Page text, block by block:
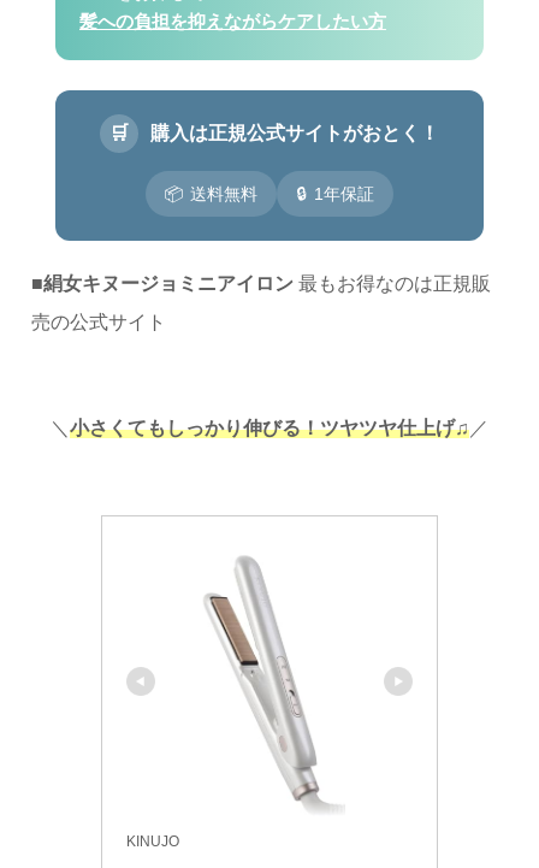
髪への負担を抑えながらケアしたい方
🛒 購入は正規公式サイトがおとく！
📦 送料無料 🔒 1年保証
■絹女キヌージョミニアイロン 最もお得なのは正規販
売の公式サイト
＼ 小さくてもしっかり伸びる！ツヤツヤ仕上げ♫ ／
KINUJO